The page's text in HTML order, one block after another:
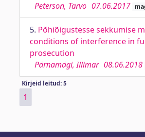
Peterson, Tarvo 07.06.2017
5. Põhiõigustesse sekkumise
conditions of interference in
prosecution
Pärnamägi, Illimar 08.06.2018
Kirjeid leitud: 5
1